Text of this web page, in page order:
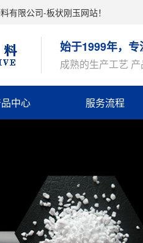
有限公司-板状刚玉网站！
始于1999年，
成熟的生产工艺
中心 服务流程